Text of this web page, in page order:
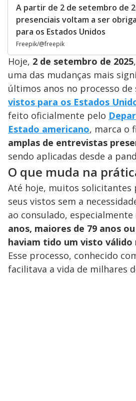
A partir de 2 de setembro de
presenciais voltam a ser
para os Estados Unidos
Freepik/@freepik
Hoje, 2 de setembro de 2025
uma das mudanças mais
últimos anos no processo de
vistos para os Estados
feito oficialmente pelo
Estado americano, marca o
amplas de entrevistas
sendo aplicadas desde a
O que muda na
Até hoje, muitos solicitantes
seus vistos sem a
ao consulado, especialmente
anos, maiores de 79 anos
haviam tido um visto
Esse processo, conhecido
facilitava a vida de milhares